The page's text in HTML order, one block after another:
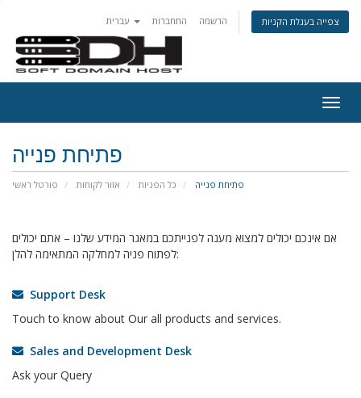
התחברות הרשמה צפייה בעגלת הקניות
פתיחת פנייה
פורטל ראשי אזור לקוחות כל הפניות פתיחת פנייה
אם אינכם יכולים למצוא מענה לפנייתכם במאגר המידע שלנו – אתם יכולים
לפתוח פניה למחלקה המתאימה להלן:
Support Desk
Touch to know about Our all products and services.
Sales and Development Desk
Ask your Query